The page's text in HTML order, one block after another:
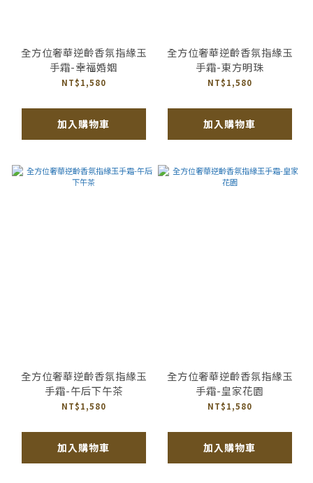
全方位奢華逆齡香氛指緣玉
手霜-幸福婚姻
NT$1,580
加入購物車
全方位奢華逆齡香氛指緣玉
手霜-東方明珠
NT$1,580
加入購物車
全方位奢華逆齡香氛指緣玉
手霜-午后下午茶
NT$1,580
加入購物車
全方位奢華逆齡香氛指緣玉
手霜-皇家花園
NT$1,580
加入購物車